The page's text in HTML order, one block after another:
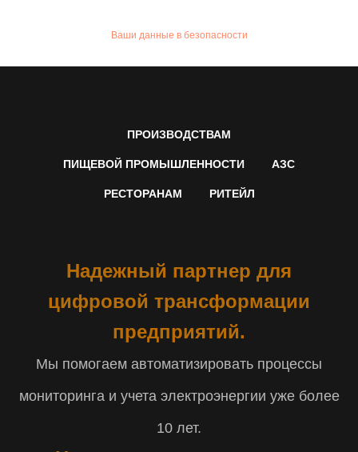
Ваши данные в безопасности
ПРОИЗВОДСТВАМ
ПИЩЕВОЙ ПРОМЫШЛЕННОСТИ АЗС
РЕСТОРАНАМ РИТЕЙЛ
Надежный партнер для
цифровой трансформации
предприятий.
Мы помогаем автоматизировать процессы
мониторинга и учета электроэнергии уже более
10 лет.